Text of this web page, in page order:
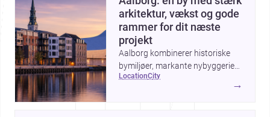
arkitektur, vækst og gode
rammer for dit næste
projekt
Aalborg kombinerer historiske
bymiljøer, markante nybyggerier
og en aktiv udvikling ved
location city
→